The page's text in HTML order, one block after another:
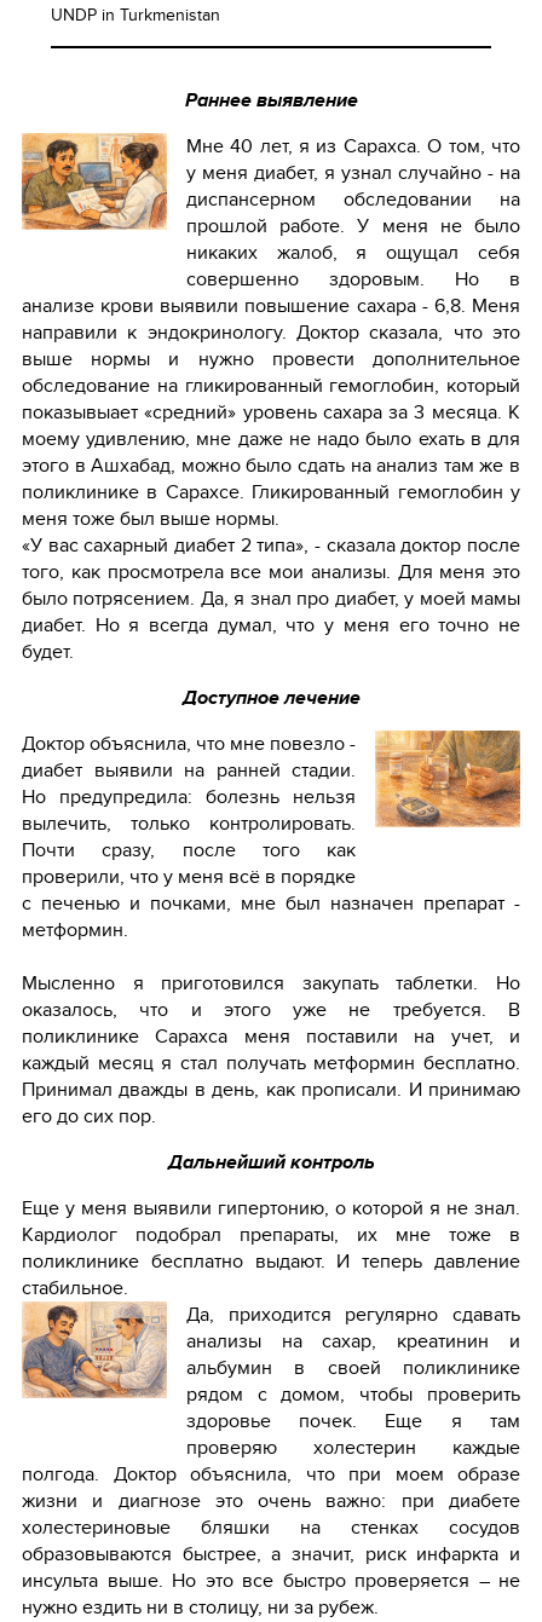
UNDP in Turkmenistan
Раннее выявление
Мне 40 лет, я из Сарахса. О том, что
у меня диабет, я узнал случайно - на
диспансерном обследовании на
прошлой работе. У меня не было
никаких жалоб, я ощущал себя
совершенно здоровым. Но в
анализе крови выявили повышение сахара - 6,8. Меня
направили к эндокринологу. Доктор сказала, что это
выше нормы и нужно провести дополнительное
обследование на гликированный гемоглобин, который
показывыает «средний» уровень сахара за 3 месяца. К
моему удивлению, мне даже не надо было ехать в для
этого в Ашхабад, можно было сдать на анализ там же в
поликлинике в Сарахсе. Гликированный гемоглобин у
меня тоже был выше нормы.
«У вас сахарный диабет 2 типа», - сказала доктор после
того, как просмотрела все мои анализы. Для меня это
было потрясением. Да, я знал про диабет, у моей мамы
диабет. Но я всегда думал, что у меня его точно не
будет.
Доступное лечение
Доктор объяснила, что мне повезло -
диабет выявили на ранней стадии.
Но предупредила: болезнь нельзя
вылечить, только контролировать.
Почти сразу, после того как
проверили, что у меня всё в порядке
с печенью и почками, мне был назначен препарат -
метформин.
Мысленно я приготовился закупать таблетки. Но
оказалось, что и этого уже не требуется. В
поликлинике Сарахса меня поставили на учет, и
каждый месяц я стал получать метформин бесплатно.
Принимал дважды в день, как прописали. И принимаю
его до сих пор.
Дальнейший контроль
Еще у меня выявили гипертонию, о которой я не знал.
Кардиолог подобрал препараты, их мне тоже в
поликлинике бесплатно выдают. И теперь давление
стабильное.
Да, приходится регулярно сдавать
анализы на сахар, креатинин и
альбумин в своей поликлинике
рядом с домом, чтобы проверить
здоровье почек. Еще я там
проверяю холестерин каждые
полгода. Доктор объяснила, что при моем образе
жизни и диагнозе это очень важно: при диабете
холестериновые бляшки на стенках сосудов
образовываются быстрее, а значит, риск инфаркта и
инсульта выше. Но это все быстро проверяется – не
нужно ездить ни в столицу, ни за рубеж.